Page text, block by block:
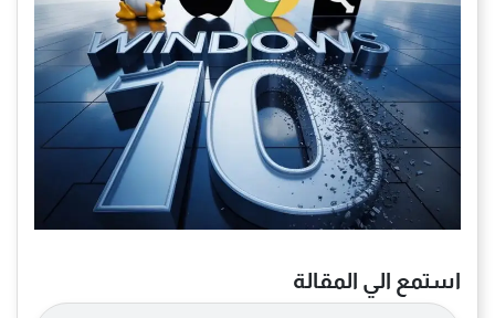
استمع الي المقالة